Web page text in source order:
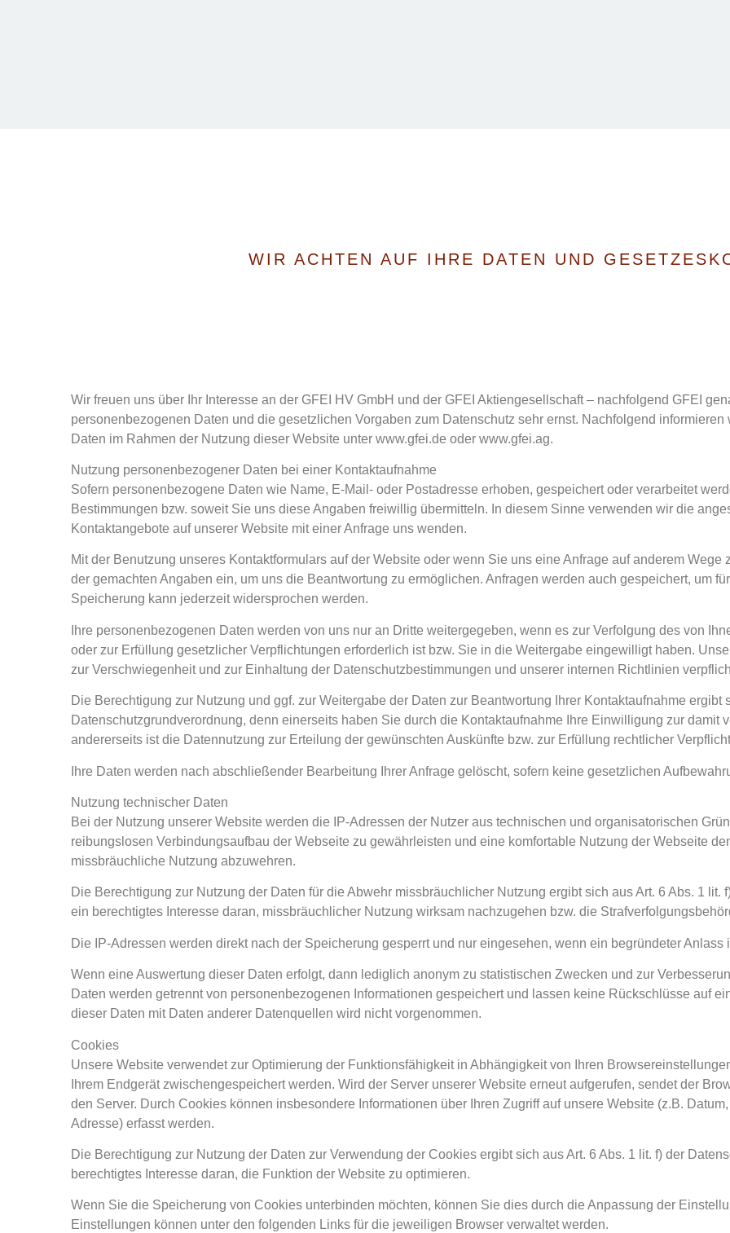
WIR ACHTEN AUF IHRE DATEN UND
Wir freuen uns über Ihr Interesse an der GFEI HV GmbH und der GFEI Aktiengesellschaft – nachfolgend GFEI
personenbezogenen Daten und die gesetzlichen Vorgaben zum Datenschutz sehr ernst. Nachfolgend
Daten im Rahmen der Nutzung dieser Website unter www.gfei.de oder www.gfei.ag.
Nutzung personenbezogener Daten bei einer Kontaktaufnahme
Sofern personenbezogene Daten wie Name, E-Mail- oder Postadresse erhoben, gespeichert oder verarbeitet
Bestimmungen bzw. soweit Sie uns diese Angaben freiwillig übermitteln. In diesem Sinne verwenden wir die
Kontaktangebote auf unserer Website mit einer Anfrage uns wenden.
Mit der Benutzung unseres Kontaktformulars auf der Website oder wenn Sie uns eine Anfrage auf anderem
der gemachten Angaben ein, um uns die Beantwortung zu ermöglichen. Anfragen werden auch gespeichert, um
Speicherung kann jederzeit widersprochen werden.
Ihre personenbezogenen Daten werden von uns nur an Dritte weitergegeben, wenn es zur Verfolgung des von
oder zur Erfüllung gesetzlicher Verpflichtungen erforderlich ist bzw. Sie in die Weitergabe eingewilligt haben.
zur Verschwiegenheit und zur Einhaltung der Datenschutzbestimmungen und unserer internen Richtlinien
Die Berechtigung zur Nutzung und ggf. zur Weitergabe der Daten zur Beantwortung Ihrer Kontaktaufnahme ergibt
Datenschutzgrundverordnung, denn einerseits haben Sie durch die Kontaktaufnahme Ihre Einwilligung zur damit
andererseits ist die Datennutzung zur Erteilung der gewünschten Auskünfte bzw. zur Erfüllung rechtlicher
Ihre Daten werden nach abschließender Bearbeitung Ihrer Anfrage gelöscht, sofern keine gesetzlichen
Nutzung technischer Daten
Bei der Nutzung unserer Website werden die IP-Adressen der Nutzer aus technischen und organisatorischen
reibungslosen Verbindungsaufbau der Webseite zu gewährleisten und eine komfortable Nutzung der Webseite
missbräuchliche Nutzung abzuwehren.
Die Berechtigung zur Nutzung der Daten für die Abwehr missbräuchlicher Nutzung ergibt sich aus Art. 6 Abs. 1
ein berechtigtes Interesse daran, missbräuchlicher Nutzung wirksam nachzugehen bzw. die
Die IP-Adressen werden direkt nach der Speicherung gesperrt und nur eingesehen, wenn ein begründeter
Wenn eine Auswertung dieser Daten erfolgt, dann lediglich anonym zu statistischen Zwecken und zur
Daten werden getrennt von personenbezogenen Informationen gespeichert und lassen keine Rückschlüsse auf
dieser Daten mit Daten anderer Datenquellen wird nicht vorgenommen.
Cookies
Unsere Website verwendet zur Optimierung der Funktionsfähigkeit in Abhängigkeit von Ihren
Ihrem Endgerät zwischengespeichert werden. Wird der Server unserer Website erneut aufgerufen, sendet der
den Server. Durch Cookies können insbesondere Informationen über Ihren Zugriff auf unsere Website (z.B.
Adresse) erfasst werden.
Die Berechtigung zur Nutzung der Daten zur Verwendung der Cookies ergibt sich aus Art. 6 Abs. 1 lit. f) der
berechtigtes Interesse daran, die Funktion der Website zu optimieren.
Wenn Sie die Speicherung von Cookies unterbinden möchten, können Sie dies durch die Anpassung der
Einstellungen können unter den folgenden Links für die jeweiligen Browser verwaltet werden.